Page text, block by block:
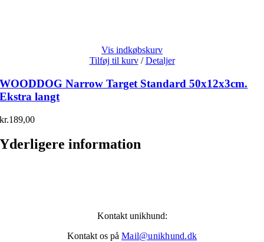
Vis indkøbskurv
Tilføj til kurv / Detaljer
WOODDOG Narrow Target Standard 50x12x3cm.
Ekstra langt
kr.189,00
Yderligere information
Kontakt unikhund:
Kontakt os på Mail@unikhund.dk